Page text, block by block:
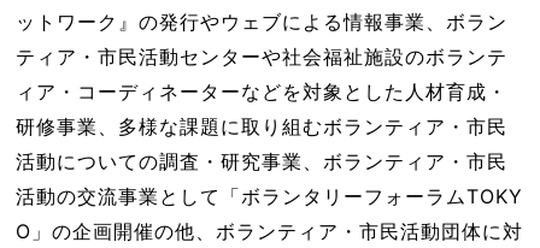
ットワーク』の発行やウェブによる情報事業、ボラン
ティア・市民活動センターや社会福祉施設のボランテ
ィア・コーディネーターなどを対象とした人材育成・
研修事業、多様な課題に取り組むボランティア・市民
活動についての調査・研究事業、ボランティア・市民
活動の交流事業として「ボランタリーフォーラムTOKY
O」の企画開催の他、ボランティア・市民活動団体に対